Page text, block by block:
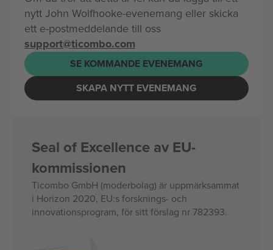
nytt John Wolfhooke-evenemang eller skicka
ett e-postmeddelande till oss
support@ticombo.com
SE KOMMANDE EVENEMANG
SKAPA NYTT EVENEMANG
Seal of Excellence av EU-
kommissionen
Ticombo GmbH (moderbolag) är uppmärksammat
i Horizon 2020, EU:s forsknings- och
innovationsprogram, för sitt förslag nr 782393.